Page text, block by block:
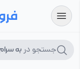
جستجو در به